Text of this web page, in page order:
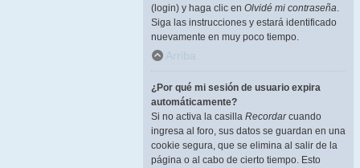
(login) y haga clic en Olvidé mi contraseña.
Siga las instrucciones y estará identificado
nuevamente en muy poco tiempo.
Arriba
¿Por qué mi sesión de usuario expira
automáticamente?
Si no activa la casilla Recordarcuando
ingresa al foro, sus datos se guardan en una
cookie segura, que se elimina al salir de la
página o al cabo de cierto tiempo. Esto